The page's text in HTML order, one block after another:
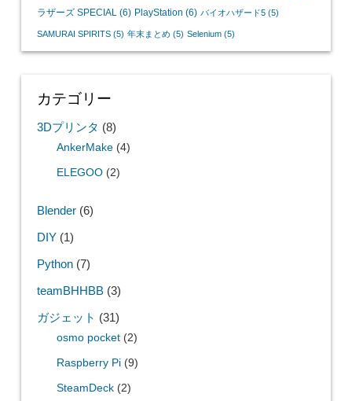
ラザーズ SPECIAL (6) PlayStation (6) バイオハザード5(5)
SAMURAI SPIRITS(5) 年末まとめ(5) Selenium(5)
カテゴリー
3Dプリンタ (8)
AnkerMake(4)
ELEGOO(2)
Blender(6)
DIY(1)
Python(7)
teamBHHBB(3)
ガジェット (31)
osmo pocket(2)
Raspberry Pi(9)
SteamDeck(2)